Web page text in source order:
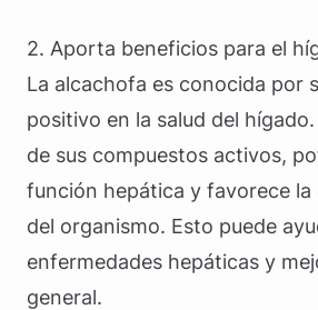
2. Aporta beneficios para el
La alcachofa es conocida por
positivo en la salud del
de sus compuestos activos,
función hepática y favorece
del organismo. Esto puede
enfermedades hepáticas y
general.